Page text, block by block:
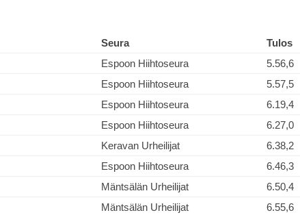
Seura Tulos
Espoon Hiihtoseura
5.56,6
Espoon Hiihtoseura
5.57,5
Espoon Hiihtoseura
6.19,4
Espoon Hiihtoseura
6.27,0
Keravan Urheilijat
6.38,2
Espoon Hiihtoseura
6.46,3
Mäntsälän Urheilijat
6.50,4
Mäntsälän Urheilijat
6.55,6